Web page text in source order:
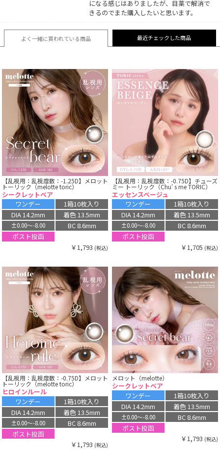
になる感じはありましたが、目薬で解消で
きるのでまた購入したいと思います。
よく一緒に買われている商品 最近チェックした商品
【乱視用：乱視度数：-1.25D】メロット
トーリック（melotte toric）
シークレットベア
ワンデー
1箱10枚入り
DIA 14.2mm
着色 13.5mm
±0.00〜-8.00
BC 8.6mm
ポスト投函
￥1,793 (税込)
【乱視用：乱視度数：-0.75D】チューズ
ミー トーリック（Chu' s me TORIC）
エッセンスベージュ
ワンデー
1箱10枚入り
DIA 14.2mm
着色 13.5mm
±0.00〜-8.00
BC 8.6mm
ポスト投函
￥1,705 (税込)
【乱視用：乱視度数：-0.75D】メロット
トーリック（melotte toric）
ヒロインルール
ワンデー
1箱10枚入り
DIA 14.2mm
着色 13.5mm
±0.00〜-8.00
BC 8.6mm
ポスト投函
￥1,793 (税込)
メロット（melotte）
シークレットベア
ワンデー
1箱10枚入り
DIA 14.2mm
着色 13.5mm
±0.00〜-8.00
BC 8.6mm
ポスト投函
￥1,793 (税込)